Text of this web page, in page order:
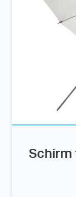
Schirm